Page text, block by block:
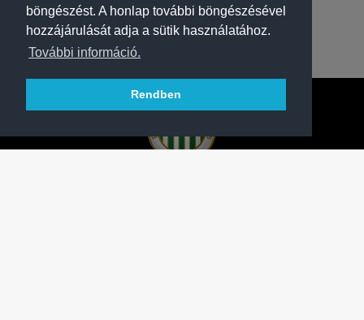
böngészést. A honlap további böngészésével
hozzájárulását adja a sütik használatához.
További információ.
Rendben